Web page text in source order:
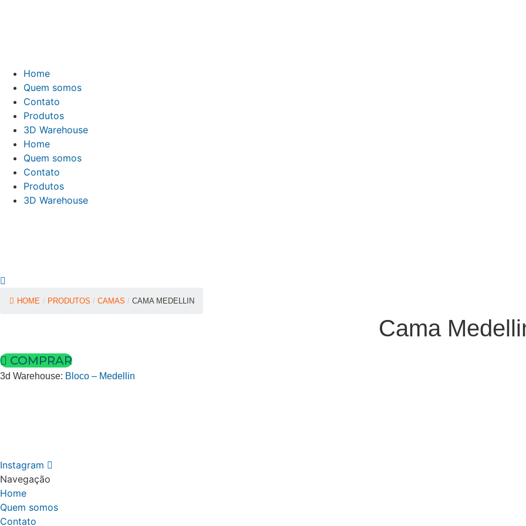
Home
Quem somos
Contato
Produtos
3D Warehouse
Home
Quem somos
Contato
Produtos
3D Warehouse
HOME / PRODUTOS / CAMAS / CAMA MEDELLIN
Cama
COMPRAR
3d Warehouse: Bloco – Medellin
Instagram
Navegação
Home
Quem somos
Contato